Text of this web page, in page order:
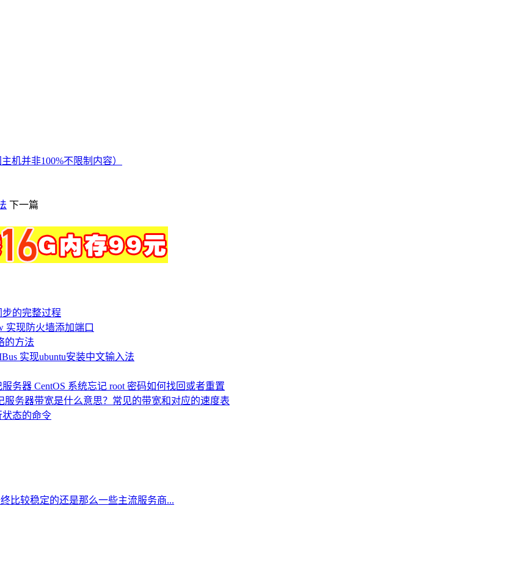
机并非100%不限制内容）
下一篇
的完整过程
实现防火墙添加端口
的方法
实现ubuntu安装中文输入法
服务器 ​CentOS 系统忘记 root 密码如何找回或者重置
服务器带宽是什么意思？常见的带宽和对应的速度表
状态的命令
比较稳定的还是那么一些主流服务商...